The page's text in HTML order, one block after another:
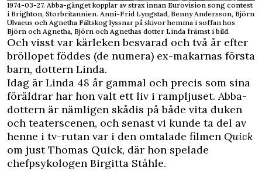
1974-03-27. Abba-gänget kopplar av strax innan Eurovision song contest
i Brighton, Storbritannien. Anni-Frid Lyngstad, Benny Andersson, Björn
Ulvaeus och Agnetha Fältskog lyssnar på skivor hemma i soffan hos
Björn och Agnetha, Björn och Agnethas dotter Linda främst i bild.
Och visst var kärleken besvarad och två år efter
bröllopet föddes (de numera) ex-makarnas första
barn, dottern Linda.
Idag är Linda 48 år gammal och precis som sina
föräldrar har hon valt ett liv i rampljuset. Abba-
dottern är nämligen skådis på både vita duken
och teaterscenen, och senast vi kunde ta del av
henne i tv-rutan var i den omtalade filmen Quick
om just Thomas Quick, där hon spelade
chefpsykologen Birgitta Ståhle.